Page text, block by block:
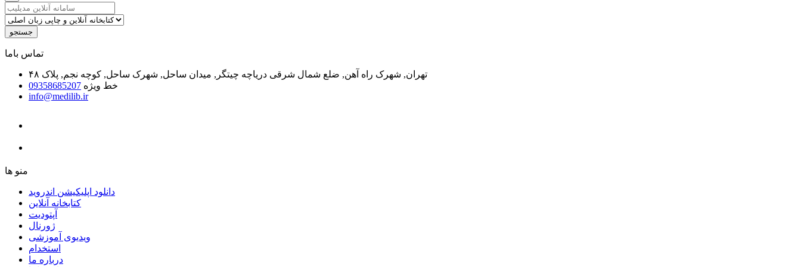
جستجو
ﺗﻤﺎﺱ ﺑﺎﻣﺎ
تهران, شهرک راه آهن, ضلع شمال شرقی دریاچه چیتگر, میدان ساحل, شهرک ساحل, کوچه نجم, پلاک ۴۸
خط ویژه 09358685207
info@medilib.ir
ﻣﻨﻮ ﻫﺎ
دانلود اپلیکیشن اندروید
ﮐﺘﺎﺑﺨﺎﻧﻪ ﺁﻧﻼﯾﻦ
ﺁﭘﺘﻮﺩﯾﺖ
ﮊﻭﺭﻧﺎﻝ
ویدیوی آموزشی
استخدام
درباره ما